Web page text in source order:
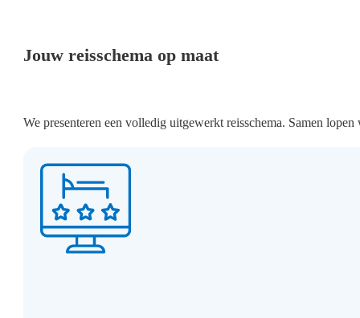
Jouw reisschema op maat
We presenteren een volledig uitgewerkt reisschema. Samen